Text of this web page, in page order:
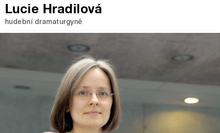
Lucie Hradilová
hudební dramaturgyně